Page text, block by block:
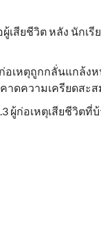
เสียชีวิต หลัง นักเ
อเหตุถูกกลั่นแกล้งห
าดความเครียดสะส
ผู้ก่อเหตุเสียชีวิตที่